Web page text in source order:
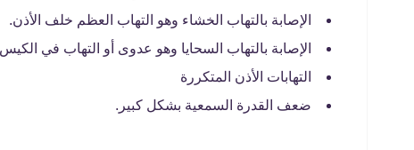
الإصابة بالتهاب الخشاء وهو التهاب العظم خلف الأذن.
الإصابة بالتهاب السحايا وهو عدوى أو التهاب في
التهابات الأذن المتكررة
ضعف القدرة السمعية بشكل كبير.